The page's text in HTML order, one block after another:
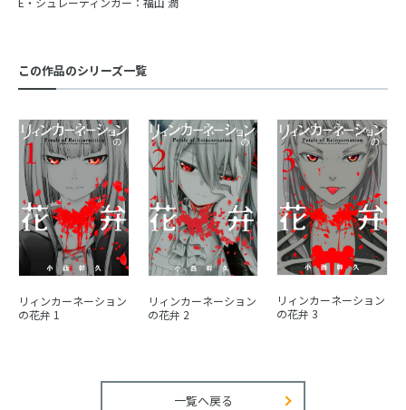
この作品のシリーズ一覧
リィンカーネーション
の花弁 1
リィンカーネーション
の花弁 2
リィンカーネーション
の花弁 3
一覧へ戻る